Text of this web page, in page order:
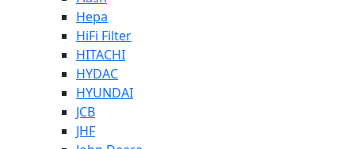
Hepa
HiFi Filter
HITACHI
HYDAC
HYUNDAI
JCB
JHF